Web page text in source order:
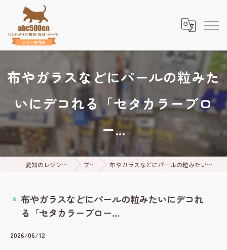
布やガラスなどにパールの粒みた
いにデコれる「セタカラーブロ
ー...
愛知のレジンならabc500en ブログ 布やガラスなどにパールの粒みたいにデコれる「セタカラーブロー...
布やガラスなどにパールの粒みたいにデコれ
る「セタカラーブロー...
2026/06/12